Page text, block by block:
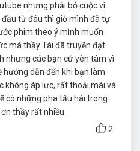
nhưng phải bỏ cuộc vì
đầu từ đâu thì giờ mình đã tự
phim theo ý mình muốn
mà thầy Tài đã truyền đạt.
nhưng các bạn cứ yên tâm vì
hướng dẫn đến khi bạn làm
không áp lực, rất thoải mái và
có những pha tấu hài trong
thầy rất nhiều.
2